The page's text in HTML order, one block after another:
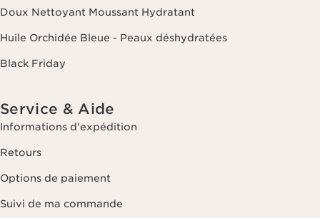
Doux Nettoyant Moussant Hydratant
Huile Orchidée Bleue - Peaux déshydratées
Black Friday
Service & Aide
Informations d'expédition
Retours
Options de paiement
Suivi de ma commande